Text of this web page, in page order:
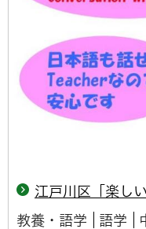
江戸川区「楽し
教養・語学 語学